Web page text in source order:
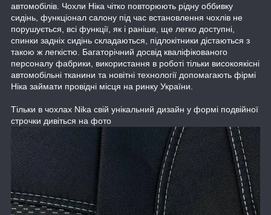
автомобілів. Чохли Ніка чітко повторюють рідну оббивку
сидінь, функціонал салону під час встановлення чохлів не
порушується, всі функції, як і раніше, ще легко доступні,
спинки задніх сидінь складаються, підлокітники дістаються з
такою ж легкістю. Багаторічний досвід кваліфікованого
персоналу фабрики, використання в роботі тільки високоякісні
автомобільні тканини та новітні технології допомагають фірмі
Ніка займати провідні місця на ринку України.
Тільки в чохлах Nika свій унікальний дизайн у формі подвійної
строчки дивіться на фото